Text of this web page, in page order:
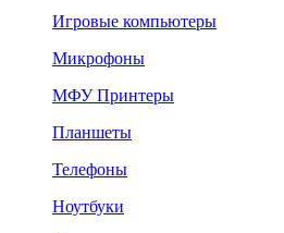
Игровые компьютеры
Микрофоны
МФУ Принтеры
Планшеты
Телефоны
Ноутбуки